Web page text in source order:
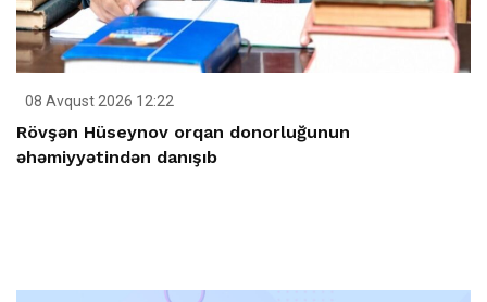
08 Avqust 2026 12:22
Rövşən Hüseynov orqan donorluğunun
əhəmiyyətindən danışıb